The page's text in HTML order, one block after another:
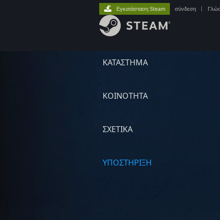
ΚΑΤΑΣΤΗΜΑ
ΚΟΙΝΟΤΗΤΑ
ΣΧΕΤΙΚΆ
ΥΠΟΣΤΗΡΙΞΗ
Εγκατάσταση Steam σύνδεση